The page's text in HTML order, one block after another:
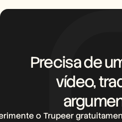
Precisa de
vídeo,
o Trupeer